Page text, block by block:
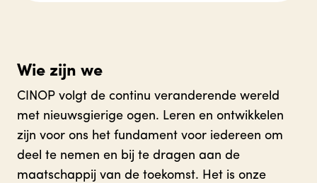
Wie zijn we
CINOP volgt de continu veranderende wereld
met nieuwsgierige ogen. Leren en ontwikkelen
zijn voor ons het fundament voor iedereen om
deel te nemen en bij te dragen aan de
maatschappij van de toekomst. Het is onze